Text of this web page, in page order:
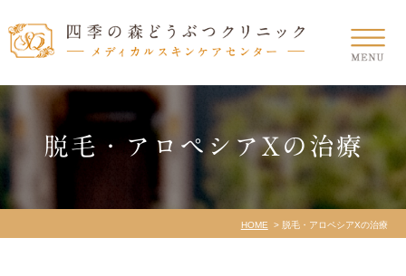
脱毛・アロペシアXの治療
HOME 脱毛・アロペシアXの治療